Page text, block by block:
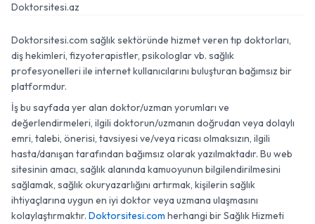
Doktorsitesi.az
Doktorsitesi.com sağlık sektöründe hizmet veren tıp doktorları,
diş hekimleri, fizyoterapistler, psikologlar vb. sağlık
profesyonelleri ile internet kullanıcılarını buluşturan bağımsız bir
platformdur.
İş bu sayfada yer alan doktor/uzman yorumları ve
değerlendirmeleri, ilgili doktorun/uzmanın doğrudan veya dolaylı
emri, talebi, önerisi, tavsiyesi ve/veya ricası olmaksızın, ilgili
hasta/danışan tarafından bağımsız olarak yazılmaktadır. Bu web
sitesinin amacı, sağlık alanında kamuoyunun bilgilendirilmesini
sağlamak, sağlık okuryazarlığını artırmak, kişilerin sağlık
ihtiyaçlarına uygun en iyi doktor veya uzmana ulaşmasını
kolaylaştırmaktır. Doktorsitesi.com herhangi bir Sağlık Hizmeti